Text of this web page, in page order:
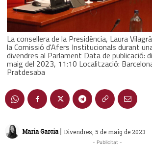
La consellera de la Presidència, Laura
la Comissió d'Afers Institucionals durant
divendres al Parlament Data de publicació:
maig del 2023, 11:10 Localització:
Pratdesaba
Maria Garcia | Divendres, 5 de maig de 2023
- Publicitat -